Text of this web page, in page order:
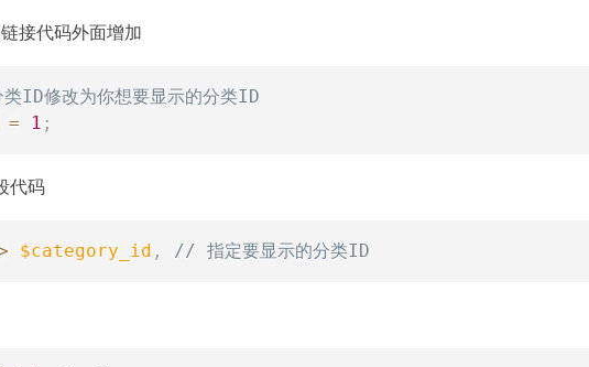
接代码外面增加
ID修改为你想要显示的分类ID
= 1 ;
代码
$category_id , // 指定要显示的分类ID